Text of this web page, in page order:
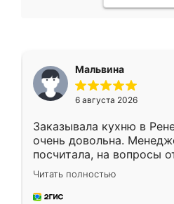
Мальвина
6 августа 2026
Заказывала кухню в
очень довольна.
посчитала, на вопросы
Замерщик приехал в
делу со всей
за день, ребята
Читать полностью